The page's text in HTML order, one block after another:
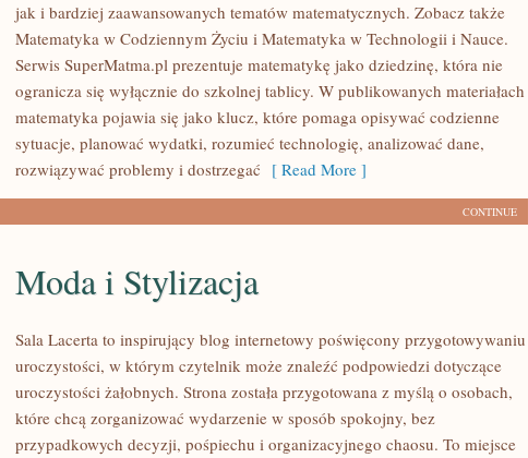
MATEMATYKA
CODZIENNYM
ŻYCIU
jak i bardziej zaawansowanych tematów matematycznych. Zobacz także
Matematyka w Codziennym Życiu i Matematyka w Technologii i Nauce.
Serwis SuperMatma.pl prezentuje matematykę jako dziedzinę, która nie
ogranicza się wyłącznie do szkolnej tablicy. W publikowanych materiałach
matematyka pojawia się jako klucz, które pomaga opisywać codzienne
sytuacje, planować wydatki, rozumieć technologię, analizować dane,
rozwiązywać problemy i dostrzegać [ Read More ]
CONTINUE
Moda i Stylizacja
Sala Lacerta to inspirujący blog internetowy poświęcony przygotowywaniu
uroczystości, w którym czytelnik może znaleźć podpowiedzi dotyczące
uroczystości żałobnych. Strona została przygotowana z myślą o osobach,
które chcą zorganizować wydarzenie w sposób spokojny, bez
przypadkowych decyzji, pośpiechu i organizacyjnego chaosu. To miejsce